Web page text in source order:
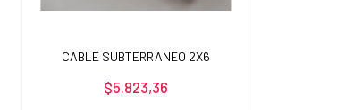
CABLE SUBTERRANEO 2X6
$5.823,36